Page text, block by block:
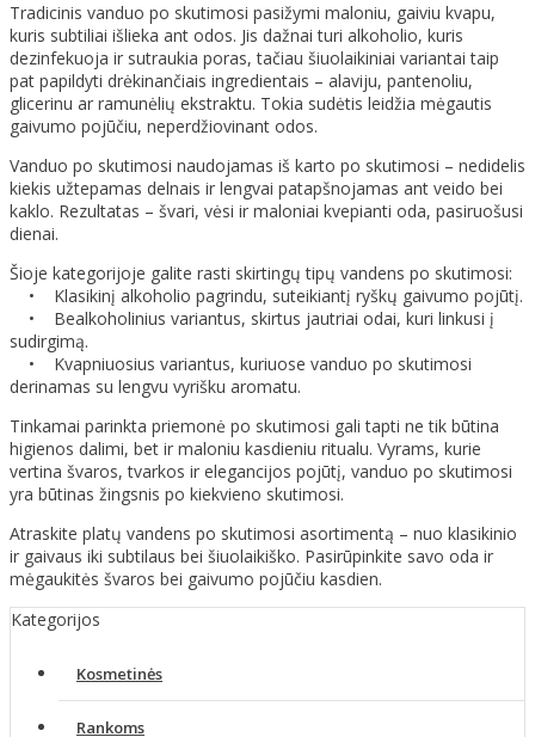
Tradicinis vanduo po skutimosi pasižymi maloniu, gaiviu kvapu,
kuris subtiliai išlieka ant odos. Jis dažnai turi alkoholio, kuris
dezinfekuoja ir sutraukia poras, tačiau šiuolaikiniai variantai taip
pat papildyti drėkinančiais ingredientais – alaviju, pantenoliu,
glicerinu ar ramunėlių ekstraktu. Tokia sudėtis leidžia mėgautis
gaivumo pojūčiu, neperdžiovinant odos.
Vanduo po skutimosi naudojamas iš karto po skutimosi – nedidelis
kiekis užtepamas delnais ir lengvai patapšnojamas ant veido bei
kaklo. Rezultatas – švari, vėsi ir maloniai kvepianti oda, pasiruošusi
dienai.
Šioje kategorijoje galite rasti skirtingų tipų vandens po skutimosi:
• Klasikinį alkoholio pagrindu, suteikiantį ryškų gaivumo pojūtį.
• Bealkoholinius variantus, skirtus jautriai odai, kuri linkusi į
sudirgimą.
• Kvapniuosius variantus, kuriuose vanduo po skutimosi
derinamas su lengvu vyrišku aromatu.
Tinkamai parinkta priemonė po skutimosi gali tapti ne tik būtina
higienos dalimi, bet ir maloniu kasdieniu ritualu. Vyrams, kurie
vertina švaros, tvarkos ir elegancijos pojūtį, vanduo po skutimosi
yra būtinas žingsnis po kiekvieno skutimosi.
Atraskite platų vandens po skutimosi asortimentą – nuo klasikinio
ir gaivaus iki subtilaus bei šiuolaikiško. Pasirūpinkite savo oda ir
mėgaukitės švaros bei gaivumo pojūčiu kasdien.
Kategorijos
Kosmetinės
Rankoms